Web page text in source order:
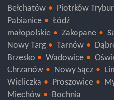
Tomaszów Mazowiecki
Bełchatów
Piotrków
Pabianice
Łódź
małopolskie
Zakopane
Nowy Targ
Tarnów
Brzesko
Wadowice
Chrzanów
Nowy Sącz
Wieliczka
Proszowice